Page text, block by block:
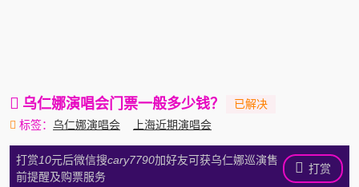
乌仁娜演唱会门票一般多少钱？
标签： 乌仁娜演唱会 上海近期演唱会
打赏10元后微信搜cary7790加好友可获乌仁娜巡演售
前提醒及购票服务
打赏